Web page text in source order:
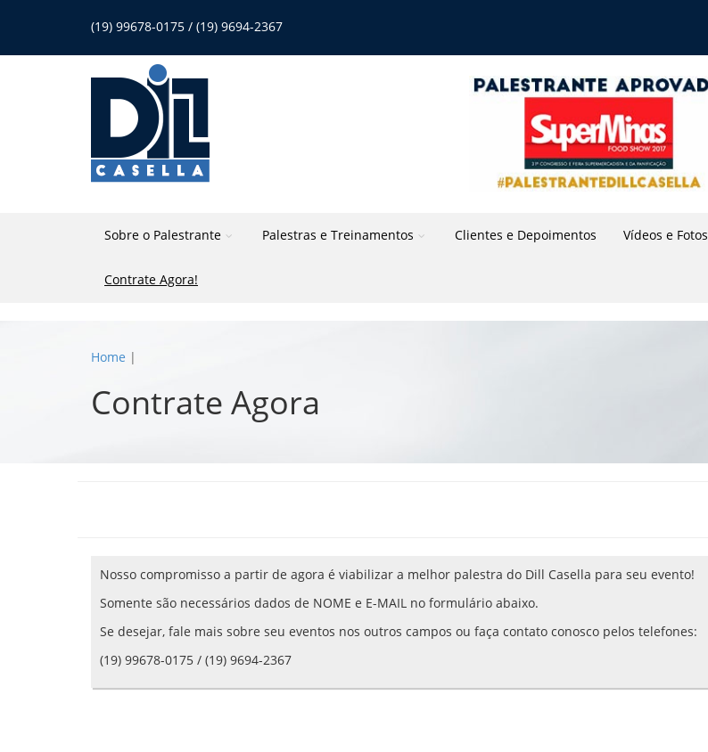
(19) 99678-0175 / (19) 9694-2367
Sobre o Palestrante Palestras e Treinamentos Clientes e Depoimentos Vídeos e Fotos
Contrate Agora!
Home |
Contrate Agora
Nosso compromisso a partir de agora é viabilizar a melhor palestra do Dill Casella para seu evento!
Somente são necessários dados de NOME e E-MAIL no formulário abaixo.
Se desejar, fale mais sobre seu eventos nos outros campos ou faça contato conosco pelos telefones:
(19) 99678-0175 / (19) 9694-2367